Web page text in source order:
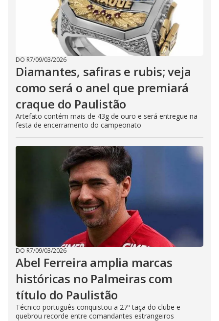
DO R7/09/03/2026
Diamantes, safiras e rubis; veja
como será o anel que premiará
craque do Paulistão
Artefato contém mais de 43g de ouro e será entregue na
festa de encerramento do campeonato
DO R7/09/03/2026
Abel Ferreira amplia marcas
históricas no Palmeiras com
título do Paulistão
Técnico português conquistou a 27ª taça do clube e
quebrou recorde entre comandantes estrangeiros